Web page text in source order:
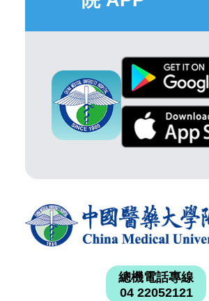
總機電話專線
04 22052121